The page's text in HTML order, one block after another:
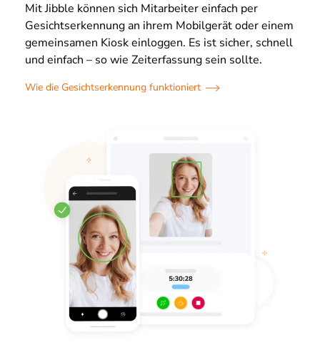
Mit Jibble können sich Mitarbeiter einfach per
Gesichtserkennung an ihrem Mobilgerät oder einem
gemeinsamen Kiosk einloggen. Es ist sicher, schnell
und einfach – so wie Zeiterfassung sein sollte.
Wie die Gesichtserkennung funktioniert